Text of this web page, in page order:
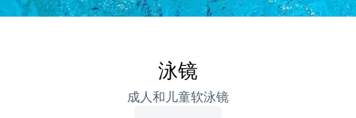
泳镜
成人和儿童软泳镜